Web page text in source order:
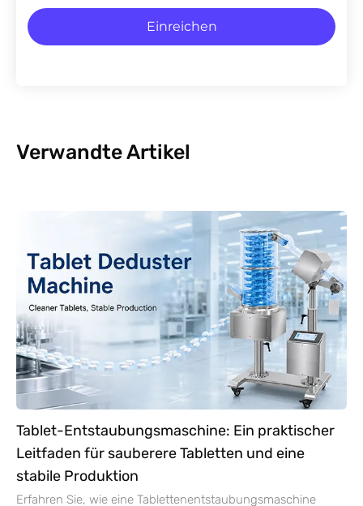
Einreichen
Verwandte Artikel
Tablet-Entstaubungsmaschine: Ein praktischer
Leitfaden für sauberere Tabletten und eine
stabile Produktion
Erfahren Sie, wie eine Tablettenentstaubungsmaschine